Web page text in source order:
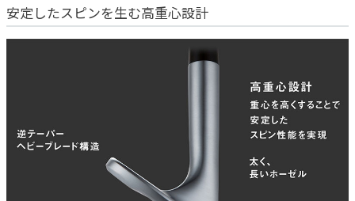
安定したスピンを生む高重心設計